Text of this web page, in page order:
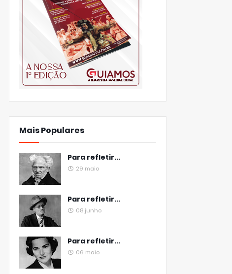
Mais Populares
Para refletir...
29 maio
Para refletir...
08 junho
Para refletir...
06 maio